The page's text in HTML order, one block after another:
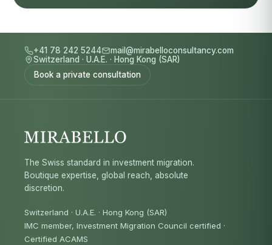
+41 78 242 5244
mail@mirabelloconsultancy.com
Switzerland · U.A.E. · Hong Kong (SAR)
Book a private consultation
The Swiss standard in investment migration.
Boutique expertise, global reach, absolute
discretion.
Switzerland · U.A.E. · Hong Kong (SAR)
IMC member, Investment Migration Council certified ·
Certified ACAMS